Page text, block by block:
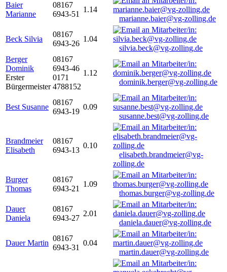
Baier
Marianne
08167
6943-51
1.14
marianne.baier@vg-zolling.de
Beck Silvia
08167
6943-26
1.04
silvia.beck@vg-zolling.de
Berger
Dominik
Erster
Bürgermeister
08167
6943-46
0171
4788152
1.12
dominik.berger@vg-zolling.de
Best Susanne
08167
6943-19
0.09
susanne.best@vg-zolling.de
Brandmeier
Elisabeth
08167
6943-13
0.10
elisabeth.brandmeier@vg-
zolling.de
Burger
Thomas
08167
6943-21
1.09
thomas.burger@vg-zolling.de
Dauer
Daniela
08167
6943-27
2.01
daniela.dauer@vg-zolling.de
Dauer Martin
08167
6943-31
0.04
martin.dauer@vg-zolling.de